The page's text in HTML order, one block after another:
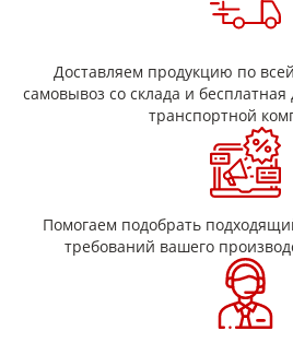
термостойкость до 155°C
устойчивость к влаге, маслам
воздействиям
высокая прочность на разрыв
гибкость и удобство при
длительный срок службы
Ключевые
стеклолакоткани ЛСП
равномерная лаковая
Доставляем продукцию по
самовывоз со склада и
транспортной
Помогаем подобрать
требований вашего